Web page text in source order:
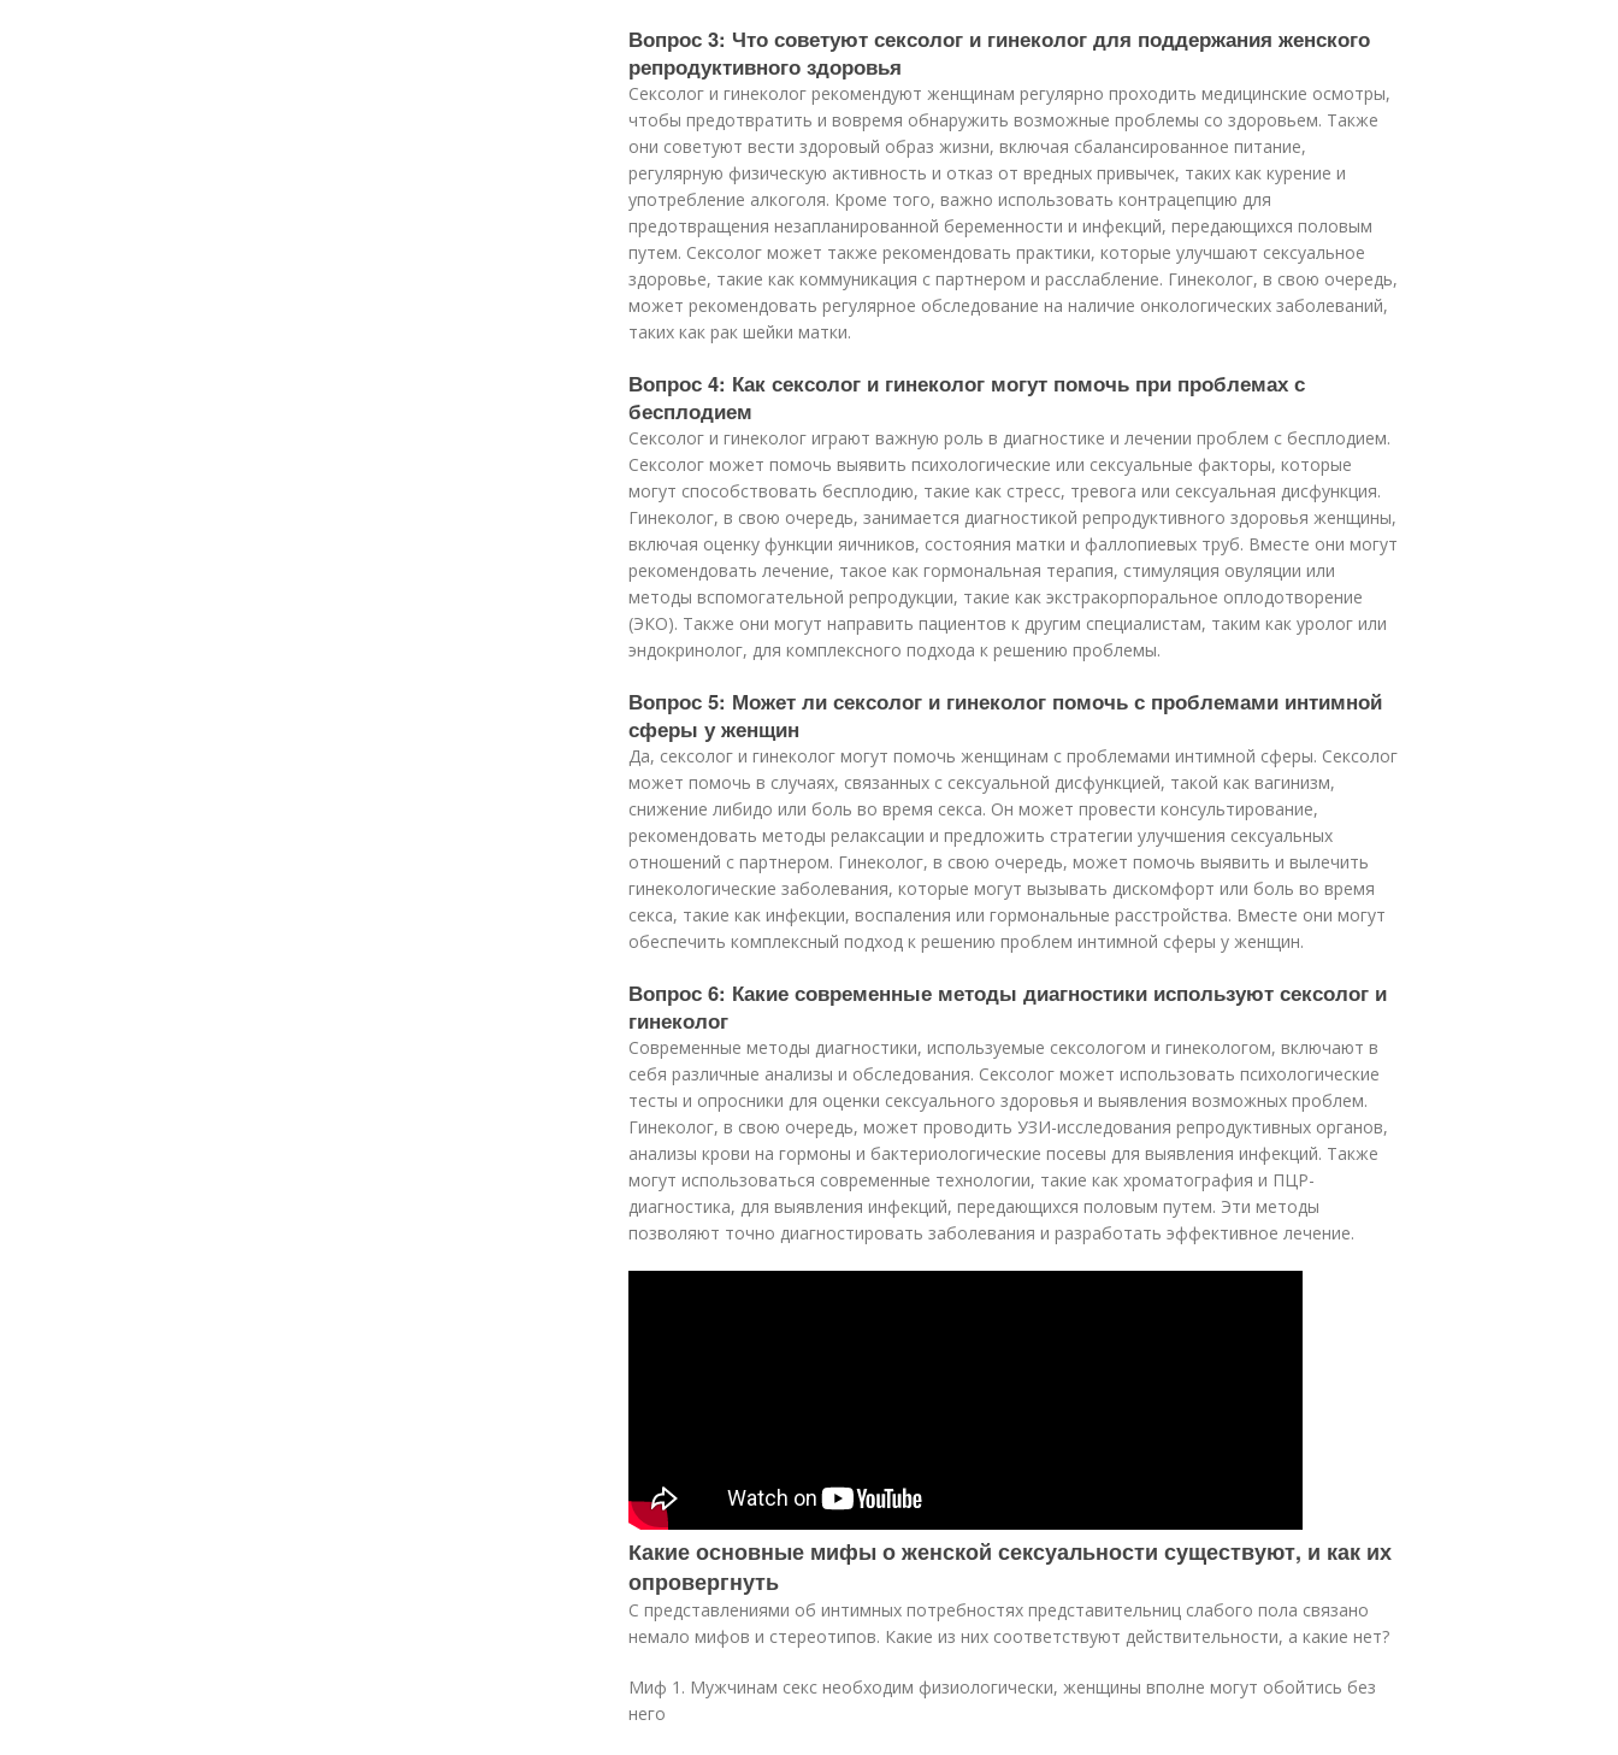
Вопрос 3: Что советуют сексолог и гинеколог для поддержания женского
репродуктивного здоровья
Сексолог и гинеколог рекомендуют женщинам регулярно проходить медицинские осмотры,
чтобы предотвратить и вовремя обнаружить возможные проблемы со здоровьем. Также
они советуют вести здоровый образ жизни, включая сбалансированное питание,
регулярную физическую активность и отказ от вредных привычек, таких как курение и
употребление алкоголя. Кроме того, важно использовать контрацепцию для
предотвращения незапланированной беременности и инфекций, передающихся половым
путем. Сексолог может также рекомендовать практики, которые улучшают сексуальное
здоровье, такие как коммуникация с партнером и расслабление. Гинеколог, в свою очередь,
может рекомендовать регулярное обследование на наличие онкологических заболеваний,
таких как рак шейки матки.
Вопрос 4: Как сексолог и гинеколог могут помочь при проблемах с
бесплодием
Сексолог и гинеколог играют важную роль в диагностике и лечении проблем с бесплодием.
Сексолог может помочь выявить психологические или сексуальные факторы, которые
могут способствовать бесплодию, такие как стресс, тревога или сексуальная дисфункция.
Гинеколог, в свою очередь, занимается диагностикой репродуктивного здоровья женщины,
включая оценку функции яичников, состояния матки и фаллопиевых труб. Вместе они могут
рекомендовать лечение, такое как гормональная терапия, стимуляция овуляции или
методы вспомогательной репродукции, такие как экстракорпоральное оплодотворение
(ЭКО). Также они могут направить пациентов к другим специалистам, таким как уролог или
эндокринолог, для комплексного подхода к решению проблемы.
Вопрос 5: Может ли сексолог и гинеколог помочь с проблемами интимной
сферы у женщин
Да, сексолог и гинеколог могут помочь женщинам с проблемами интимной сферы. Сексолог
может помочь в случаях, связанных с сексуальной дисфункцией, такой как вагинизм,
снижение либидо или боль во время секса. Он может провести консультирование,
рекомендовать методы релаксации и предложить стратегии улучшения сексуальных
отношений с партнером. Гинеколог, в свою очередь, может помочь выявить и вылечить
гинекологические заболевания, которые могут вызывать дискомфорт или боль во время
секса, такие как инфекции, воспаления или гормональные расстройства. Вместе они могут
обеспечить комплексный подход к решению проблем интимной сферы у женщин.
Вопрос 6: Какие современные методы диагностики используют сексолог и
гинеколог
Современные методы диагностики, используемые сексологом и гинекологом, включают в
себя различные анализы и обследования. Сексолог может использовать психологические
тесты и опросники для оценки сексуального здоровья и выявления возможных проблем.
Гинеколог, в свою очередь, может проводить УЗИ-исследования репродуктивных органов,
анализы крови на гормоны и бактериологические посевы для выявления инфекций. Также
могут использоваться современные технологии, такие как хроматография и ПЦР-
диагностика, для выявления инфекций, передающихся половым путем. Эти методы
позволяют точно диагностировать заболевания и разработать эффективное лечение.
Какие основные мифы о женской сексуальности существуют, и как их
опровергнуть
С представлениями об интимных потребностях представительниц слабого пола связано
немало мифов и стереотипов. Какие из них соответствуют действительности, а какие нет?
Миф 1. Мужчинам секс необходим физиологически, женщины вполне могут обойтись без
него